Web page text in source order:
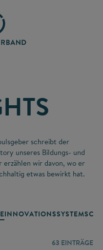
schreibt der
unseres Bildungs- und
erzählen wir davon, wo er
etwas bewirkt hat.
INNOVATIONSSYSTEM
63 EINTRÄGE